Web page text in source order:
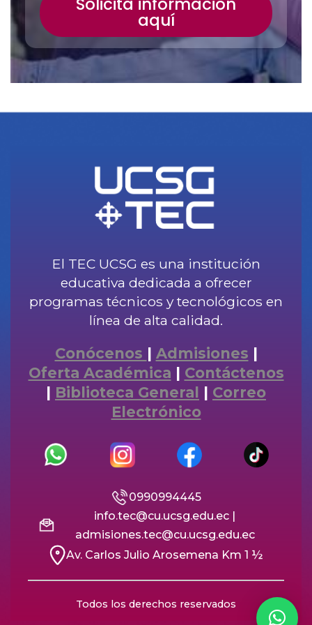
aquí
El TEC UCSG es una institución
educativa dedicada a ofrecer
programas técnicos y tecnológicos en
línea de alta calidad.
Conócenos | Admisiones |
Oferta Académica | Contáctenos
| Biblioteca General | Correo
Electrónico
0990994445
info.tec@cu.ucsg.edu.ec |
admisiones.tec@cu.ucsg.edu.ec
Av. Carlos Julio Arosemena Km 1 ½
Todos los derechos reservados